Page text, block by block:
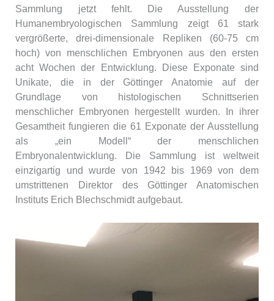
Sammlung jetzt fehlt. Die Ausstellung der
Humanembryologischen Sammlung zeigt 61 stark
vergrößerte, drei-dimensionale Repliken (60-75 cm
hoch) von menschlichen Embryonen aus den ersten
acht Wochen der Entwicklung. Diese Exponate sind
Unikate, die in der Göttinger Anatomie auf der
Grundlage von histologischen Schnittserien
menschlicher Embryonen hergestellt wurden. In ihrer
Gesamtheit fungieren die 61 Exponate der Ausstellung
als „ein Modell“ der menschlichen
Embryonalentwicklung. Die Sammlung ist weltweit
einzigartig und wurde von 1942 bis 1969 von dem
umstrittenen Direktor des Göttinger Anatomischen
Instituts Erich Blechschmidt aufgebaut.